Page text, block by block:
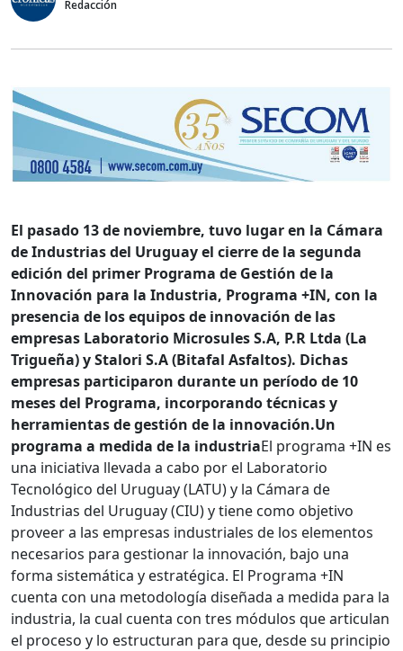
Redacción
El pasado 13 de noviembre, tuvo lugar en la Cámara
de Industrias del Uruguay el cierre de la segunda
edición del primer Programa de Gestión de la
Innovación para la Industria, Programa +IN, con la
presencia de los equipos de innovación de las
empresas Laboratorio Microsules S.A, P.R Ltda (La
Trigueña) y Stalori S.A (Bitafal Asfaltos). Dichas
empresas participaron durante un período de 10
meses del Programa, incorporando técnicas y
herramientas de gestión de la innovación.Un
programa a medida de la industriaEl programa +IN es
una iniciativa llevada a cabo por el Laboratorio
Tecnológico del Uruguay (LATU) y la Cámara de
Industrias del Uruguay (CIU) y tiene como objetivo
proveer a las empresas industriales de los elementos
necesarios para gestionar la innovación, bajo una
forma sistemática y estratégica. El Programa +IN
cuenta con una metodología diseñada a medida para la
industria, la cual cuenta con tres módulos que articulan
el proceso y lo estructuran para que, desde su principio